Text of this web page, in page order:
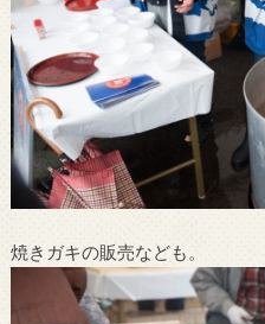
焼きガキの販売なども。